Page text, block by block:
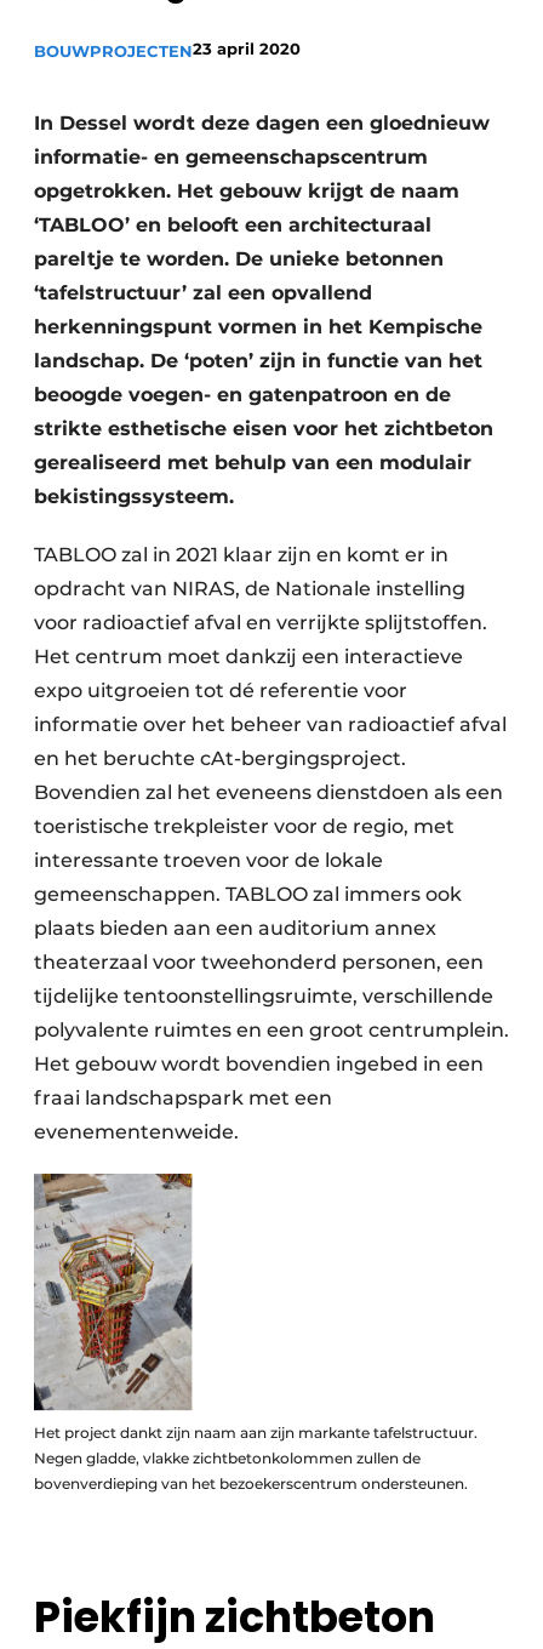
Aanmelden
Bedrijven
Bedrijven
Contact
Akoestiek
Beton & Staalbouw
Brandveiligheid
BIM
Evenementen
Dak & Gevel
Houtbouw
HVAC
Interieurarchitectuur
Keukens
Renovatie
Software
Toegangscontrole
Veiligheid & Opleiding
Zonwering
BOUWPROJECTEN23 april 2020
In Dessel wordt deze dagen een gloednieuw
informatie- en gemeenschapscentrum
opgetrokken. Het gebouw krijgt de naam
‘TABLOO’ en belooft een architecturaal
pareltje te worden. De unieke betonnen
‘tafelstructuur’ zal een opvallend
herkenningspunt vormen in het Kempische
landschap. De ‘poten’ zijn in functie van het
beoogde voegen- en gatenpatroon en de
strikte esthetische eisen voor het zichtbeton
gerealiseerd met behulp van een modulair
bekistingssysteem.
TABLOO zal in 2021 klaar zijn en komt er in
opdracht van NIRAS, de Nationale instelling
voor radioactief afval en verrijkte splijtstoffen.
Het centrum moet dankzij een interactieve
expo uitgroeien tot dé referentie voor
informatie over het beheer van radioactief afval
en het beruchte cAt-bergingsproject.
Bovendien zal het eveneens dienstdoen als een
toeristische trekpleister voor de regio, met
interessante troeven voor de lokale
gemeenschappen. TABLOO zal immers ook
plaats bieden aan een auditorium annex
theaterzaal voor tweehonderd personen, een
tijdelijke tentoonstellingsruimte, verschillende
polyvalente ruimtes en een groot centrumplein.
Het gebouw wordt bovendien ingebed in een
fraai landschapspark met een
evenementenweide.
Het project dankt zijn naam aan zijn markante tafelstructuur.
Negen gladde, vlakke zichtbetonkolommen zullen de
bovenverdieping van het bezoekerscentrum ondersteunen.
Piekfijn zichtbeton